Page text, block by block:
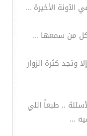
الأخيرة ...
كل من سمعها ...
وتجد كثرة الزوار
.. طبعاً اللي
...